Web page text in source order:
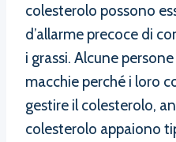
colesterolo possono
d’allarme precoce di
i grassi. Alcune
macchie perché i loro
gestire il colesterolo,
colesterolo appaiono